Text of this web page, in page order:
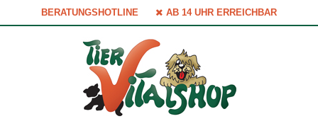
BERATUNGSHOTLINE AB 14 UHR ERREICHBAR